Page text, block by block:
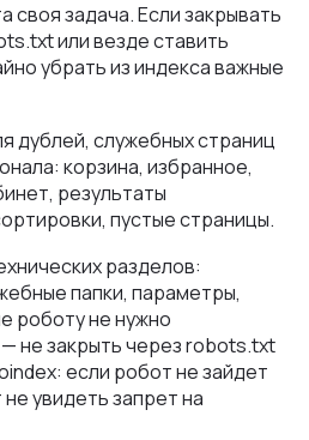
своя задача. Если закрывать
или везде ставить
убрать из индекса важные
дублей, служебных страниц
корзина, избранное,
результаты
пустые страницы.
разделов:
папки, параметры,
роботу не нужно
не закрыть через robots.txt
если робот не зайдет
увидеть запрет на